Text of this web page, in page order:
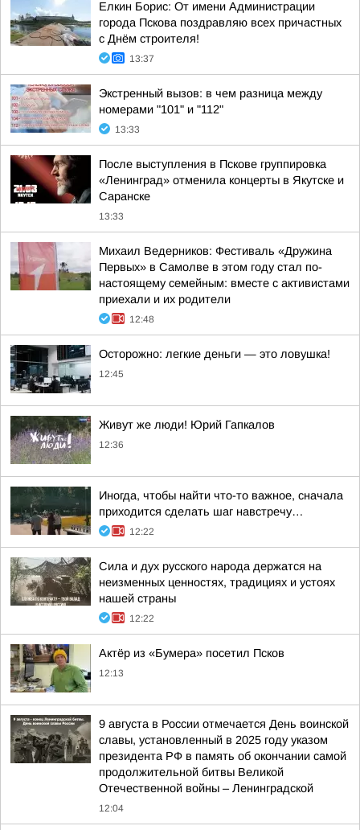
Елкин Борис: От имени Администрации
города Пскова поздравляю всех причастных
с Днём строителя!
13:37
Экстренный вызов: в чем разница между
номерами "101" и "112"
13:33
После выступления в Пскове группировка
«Ленинград» отменила концерты в Якутске и
Саранске
13:33
Михаил Ведерников: Фестиваль «Дружина
Первых» в Самолве в этом году стал по-
настоящему семейным: вместе с активистами
приехали и их родители
12:48
Осторожно: легкие деньги — это ловушка!
12:45
Живут же люди! Юрий Гапкалов
12:36
Иногда, чтобы найти что-то важное, сначала
приходится сделать шаг навстречу…
12:22
Сила и дух русского народа держатся на
неизменных ценностях, традициях и устоях
нашей страны
12:22
Актёр из «Бумера» посетил Псков
12:13
9 августа в России отмечается День воинской
славы, установленный в 2025 году указом
президента РФ в память об окончании самой
продолжительной битвы Великой
Отечественной войны – Ленинградской
12:04